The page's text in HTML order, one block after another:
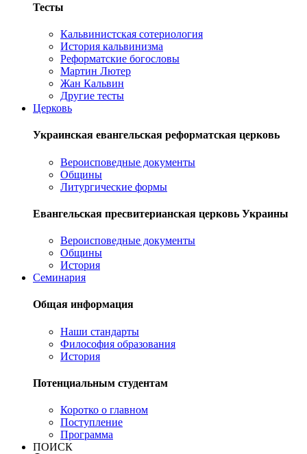
Тесты
Кальвинистская сотериология
История кальвинизма
Реформатские богословы
Мартин Лютер
Жан Кальвин
Другие тесты
Церковь
Украинская евангельская реформатская церковь
Вероисповедные документы
Общины
Литургические формы
Евангельская пресвитерианская церковь Украины
Вероисповедные документы
Общины
История
Семинария
Общая информация
Наши стандарты
Философия образования
История
Потенциальным студентам
Коротко о главном
Поступление
Программа
ПОИСК